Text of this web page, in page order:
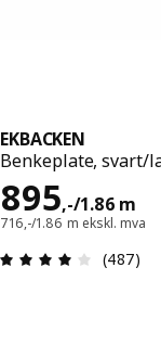
EKBACKEN
Benkeplate, svart/
895,-/1.86 m
Pris
716,-/1.86 m ekskl. mva
(487)